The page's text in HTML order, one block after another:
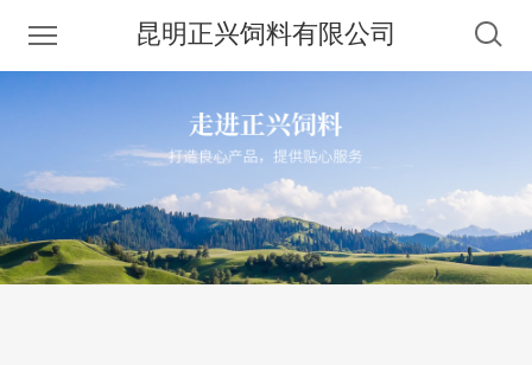
昆明正兴饲料有限公司